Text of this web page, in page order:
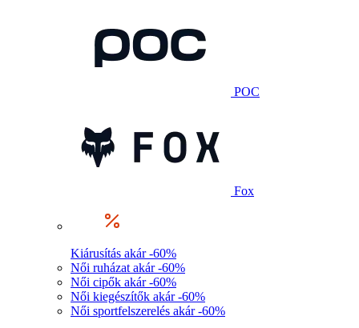
POC
Fox
Kiárusítás akár -60%
Női ruházat akár -60%
Női cipők akár -60%
Női kiegészítők akár -60%
Női sportfelszerelés akár -60%